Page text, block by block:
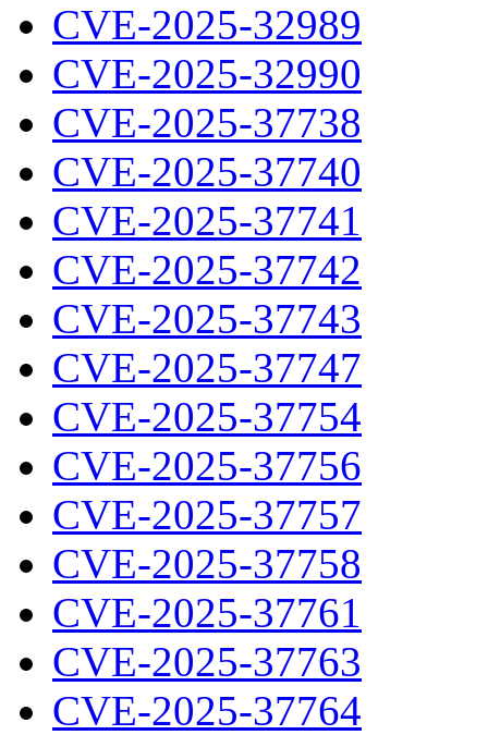
CVE-2025-32989
CVE-2025-32990
CVE-2025-37738
CVE-2025-37740
CVE-2025-37741
CVE-2025-37742
CVE-2025-37743
CVE-2025-37747
CVE-2025-37754
CVE-2025-37756
CVE-2025-37757
CVE-2025-37758
CVE-2025-37761
CVE-2025-37763
CVE-2025-37764